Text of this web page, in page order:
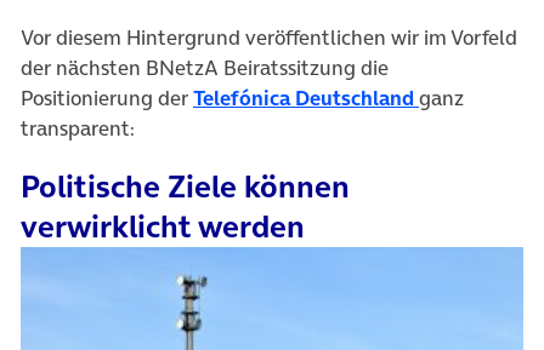
Vor diesem Hintergrund veröffentlichen wir im Vorfeld
der nächsten BNetzA Beiratssitzung die
Positionierung derTelefónica Deutschland (öffnet in
ganz
transparent:
Politische Ziele können
verwirklicht werden